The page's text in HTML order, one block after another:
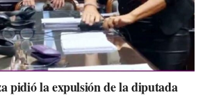
pidió la expulsión de la diputada